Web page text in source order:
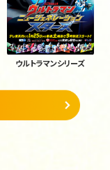
ウルトラマンシリーズ